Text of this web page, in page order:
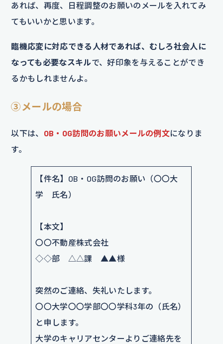
あれば、再度、日程調整のお願いのメールを入れてみ
てもいいかと思います。
臨機応変に対応できる人材であれば、むしろ社会人に
なっても必要なスキルで、好印象を与えることができ
るかもしれませんよ。
③メールの場合
以下は、 OB・OG訪問のお願いメールの例文になりま
す。
【件名】OB・OG訪問のお願い（〇〇大
学 氏名）
【本文】
〇〇不動産株式会社
◇◇部 △△課 ▲▲様
突然のご連絡、失礼いたします。
〇〇大学〇〇学部〇〇学科3年の（氏名）
と申します。
大学のキャリアセンターよりご連絡先を